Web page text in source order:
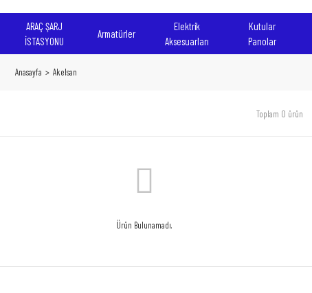
ARAÇ ŞARJ
İSTASYONU
Armatürler
Elektrik
Aksesuarları
Kutular
Panolar
Anasayfa Akelsan
Toplam 0 ürün
Ürün Bulunamadı.